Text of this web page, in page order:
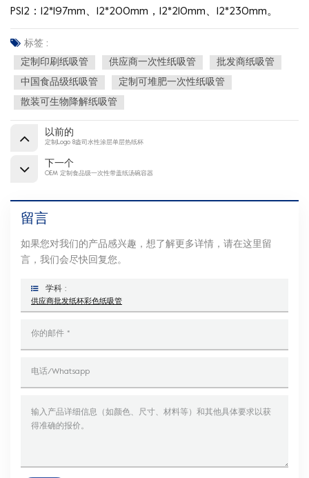
PS12：12*197mm、12*200mm，12*210mm、12*230mm。
标签 :
定制印刷纸吸管 供应商一次性纸吸管 批发商纸吸管
中国食品级纸吸管 定制可堆肥一次性纸吸管
散装可生物降解纸吸管
以前的
定制Logo 8盎司水性涂层单层热纸杯
下一个
OEM 定制食品级一次性带盖纸汤碗容器
留言
如果您对我们的产品感兴趣，想了解更多详情，请在这里留
言，我们会尽快回复您。
学科 :
供应商批发纸杯彩色纸吸管